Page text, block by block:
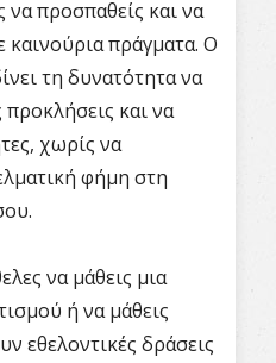
να προσπαθείς και να
καινούρια πράγματα. Ο
τη δυνατότητα να
προκλήσεις και να
χωρίς να
φήμη στη
να μάθεις μια
ή να μάθεις
εθελοντικές δράσεις